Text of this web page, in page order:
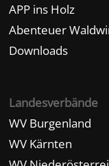
APP ins Holz
Abenteuer
Downloads
Landesverbände
WV Burgenland
WV Kärnten